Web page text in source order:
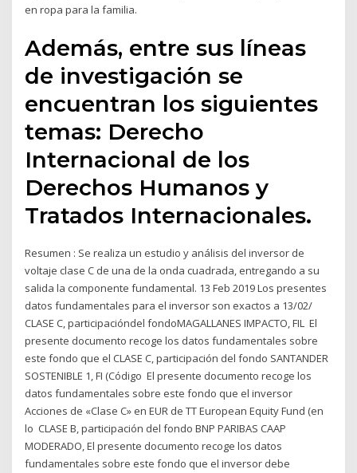
en ropa para la familia.
Además, entre sus líneas
de investigación se
encuentran los siguientes
temas: Derecho
Internacional de los
Derechos Humanos y
Tratados Internacionales.
Resumen : Se realiza un estudio y análisis del inversor de
voltaje clase C de una de la onda cuadrada, entregando a su
salida la componente fundamental. 13 Feb 2019 Los presentes
datos fundamentales para el inversor son exactos a 13/02/
CLASE C, participacióndel fondoMAGALLANES IMPACTO, FIL El
presente documento recoge los datos fundamentales sobre
este fondo que el CLASE C, participación del fondo SANTANDER
SOSTENIBLE 1, FI (Código El presente documento recoge los
datos fundamentales sobre este fondo que el inversor
Acciones de «Clase C» en EUR de TT European Equity Fund (en
lo CLASE B, participación del fondo BNP PARIBAS CAAP
MODERADO, El presente documento recoge los datos
fundamentales sobre este fondo que el inversor debe